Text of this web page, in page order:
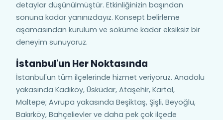
detaylar düşünülmüştür. Etkinliğinizin başından
sonuna kadar yanınızdayız. Konsept belirleme
aşamasından kurulum ve söküme kadar eksiksiz bir
deneyim sunuyoruz.
İstanbul'un Her Noktasında
İstanbul'un tüm ilçelerinde hizmet veriyoruz. Anadolu
yakasında Kadıköy, Üsküdar, Ataşehir, Kartal,
Maltepe; Avrupa yakasında Beşiktaş, Şişli, Beyoğlu,
Bakırköy, Bahçelievler ve daha pek çok ilçede